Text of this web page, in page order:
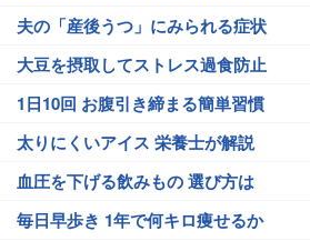
夫の「産後うつ」にみられる症状
大豆を摂取してストレス過食防止
1日10回 お腹引き締まる簡単習慣
太りにくいアイス 栄養士が解説
血圧を下げる飲みもの 選び方は
毎日早歩き 1年で何キロ痩せるか